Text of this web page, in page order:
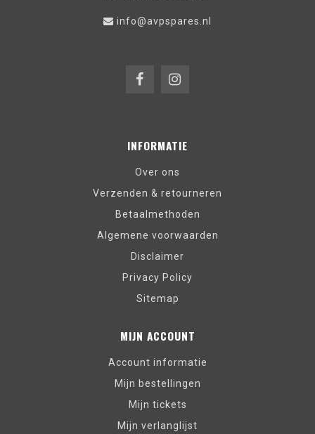
info@avpspares.nl
INFORMATIE
Over ons
Verzenden & retourneren
Betaalmethoden
Algemene voorwaarden
Disclaimer
Privacy Policy
Sitemap
MIJN ACCOUNT
Account informatie
Mijn bestellingen
Mijn tickets
Mijn verlanglijst